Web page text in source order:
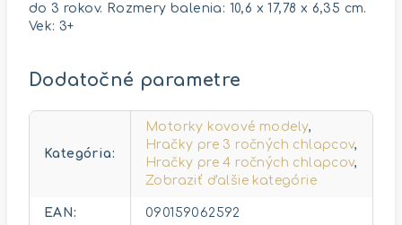
do 3 rokov. Rozmery balenia: 10,6 x 17,78 x 6,35 cm.
Vek: 3+
Dodatočné parametre
Kategória:
Motorky kovové modely,
Hračky pre 3 ročných chlapcov,
Hračky pre 4 ročných chlapcov,
Zobraziť ďalšie kategórie
EAN: 090159062592